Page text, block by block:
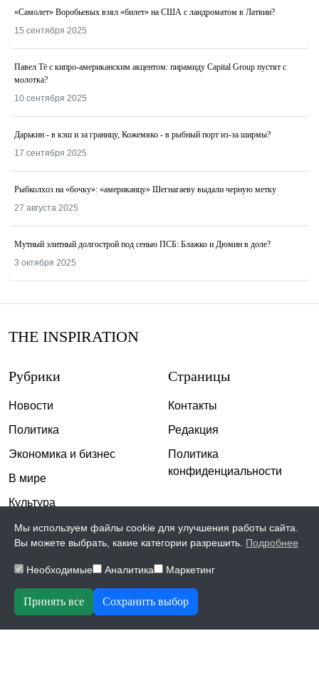
«Самолет» Воробьевых взял «билет» на США с ландроматом в Латвии?
15 сентября 2025
Павел Тё с кипро-американским акцентом: пирамиду Capital Group пустят с
молотка?
10 сентября 2025
Дарькин - в кэш и за границу, Кожемяко - в рыбный порт из-за ширмы?
17 сентября 2025
Рыбколхоз на «бочку»: «американцу» Шегнагаеву выдали черную метку
27 августа 2025
Мутный элитный долгострой под сенью ПСБ: Блажко и Дюмин в доле?
3 октября 2025
THE INSPIRATION
Рубрики
Новости
Политика
Экономика и бизнес
В мире
Культура
Спорт
Происшествия
Скандалы
Страницы
Контакты
Редакция
Политика
конфиденциальности
Мы используем файлы cookie для улучшения работы сайта.
Вы можете выбрать, какие категории разрешить. Подробнее
Необходимые Аналитика Маркетинг
Принять все Сохранить выбор